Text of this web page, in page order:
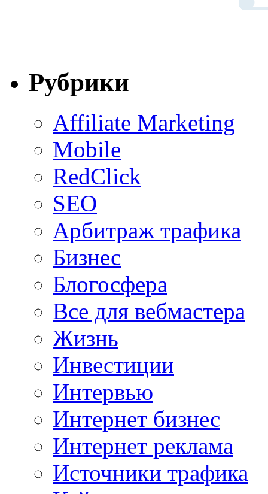
Рубрики
Affiliate Marketing
Mobile
RedClick
SEO
Арбитраж трафика
Бизнес
Блогосфера
Все для вебмастера
Жизнь
Инвестиции
Интервью
Интернет бизнес
Интернет реклама
Источники трафика